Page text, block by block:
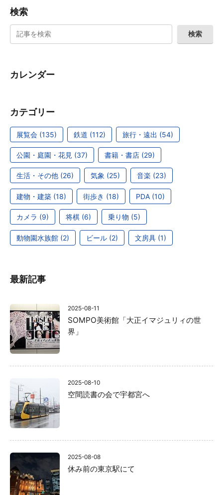
検索
カレンダー
カテゴリー
展覧会 (135) 鉄道 (112) 旅行・遠出 (54)
公園・庭園・花見 (37) 書籍・書店 (29)
生活・その他 (26) 気象 (25) 音楽 (23)
建物・建築 (18) 街歩き (18) PDA (10)
カメラ (9) 将棋 (6) 乗り物 (5)
動物園水族館 (2) ビール (2) 文房具 (1)
最新記事
2025-08-11
SOMPO美術館「大正イマジュリィの世
界」
2025-08-10
空間読書の会で宇都宮へ
2025-08-08
休み前の東京駅にて